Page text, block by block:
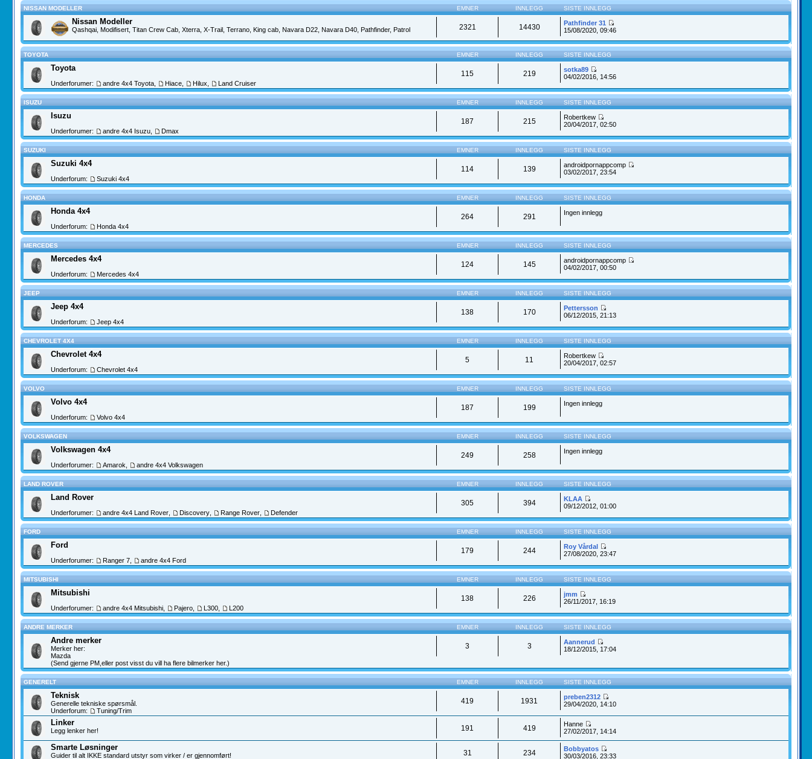
NISSAN MODELLER EMNER INNLEGG SISTE INNLEGG
Nissan Modeller
Qashqai, Modifisert, Titan Crew Cab, Xterra, X-Trail, Terrano, King cab, Navara D22, Navara D40, Pathfinder, Patrol 2321 14430
Pathfinder 31
15/08/2020, 09:46
TOYOTA EMNER INNLEGG SISTE INNLEGG
Toyota
Underforumer: andre 4x4 Toyota, Hiace, Hilux Land Cruiser
115 219
sotka89
04/02/2016, 14:56
ISUZU EMNER INNLEGG SISTE INNLEGG
Isuzu
Underforumer: andre 4x4 Isuzu, Dmax
187 215
Robertkew
20/04/2017, 02:50
SUZUKI EMNER INNLEGG SISTE INNLEGG
Suzuki 4x4
Underforum: Suzuki 4x4
114 139
androidpornappcomp
03/02/2017, 23:54
HONDA EMNER INNLEGG SISTE INNLEGG
Honda 4x4
Underforum: Honda 4x4
264 291 Ingen innlegg
MERCEDES EMNER INNLEGG SISTE INNLEGG
Mercedes 4x4
Underforum: Mercedes 4x4
124 145
androidpornappcomp
04/02/2017, 00:50
JEEP EMNER INNLEGG SISTE INNLEGG
Jeep 4x4
Underforum: Jeep 4x4
138 170
Pettersson
06/12/2015, 21:13
CHEVROLET 4X4 EMNER INNLEGG SISTE INNLEGG
Chevrolet 4x4
Underforum: Chevrolet 4x4
5 11
Robertkew
20/04/2017, 02:57
VOLVO EMNER INNLEGG SISTE INNLEGG
Volvo 4x4
Underforum: Volvo 4x4
187 199 Ingen innlegg
VOLKSWAGEN EMNER INNLEGG SISTE INNLEGG
Volkswagen 4x4
Underforumer: Amarok andre 4x4 Volkswagen
249 258 Ingen innlegg
LAND ROVER EMNER INNLEGG SISTE INNLEGG
Land Rover
Underforumer: andre 4x4 Land Rover, Discovery, Range Rover, Defender
305 394
KLAA
09/12/2012, 01:00
FORD EMNER INNLEGG SISTE INNLEGG
Ford
Underforumer: Ranger 7, andre 4x4 Ford
179 244
Roy Vårdal
27/08/2020, 23:47
MITSUBISHI EMNER INNLEGG SISTE INNLEGG
Mitsubishi
Underforumer: andre 4x4 Mitsubishi, Pajero, L300, L200
138 226
jmm
26/11/2017, 16:19
ANDRE MERKER EMNER INNLEGG SISTE INNLEGG
Andre merker
Merker her:
Mazda
(Send gjerne PM,eller post visst du vill ha flere bilmerker her.)
3 3
Aannerud
18/12/2015, 17:04
GENERELT EMNER INNLEGG SISTE INNLEGG
Teknisk
Generelle tekniske spørsmål.
Underforum:
Tuning/Trim
419 1931
preben2312
29/04/2020, 14:10
Linker
Legg lenker her! 191 419
Hanne
27/02/2017, 14:14
Smarte Løsninger
Guider til alt IKKE standard utstyr som virker / er gjennomført! 31 234
Bobbyatos
30/03/2016, 23:33